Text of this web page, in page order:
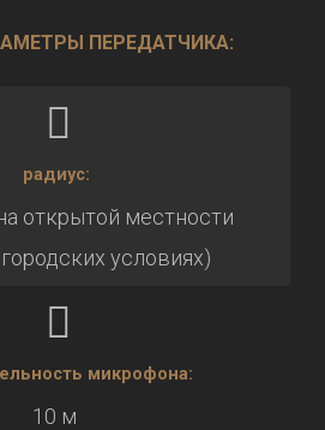
ПЕРЕДАТЧИКА:
радиус:
открытой местности
условиях)
микрофона:
10 м